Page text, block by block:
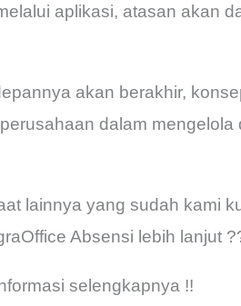
aplikasi, atasan akan
akan berakhir,
dalam
lainnya yang sudah kami
Absensi lebih lanjut
selengkapnya !!